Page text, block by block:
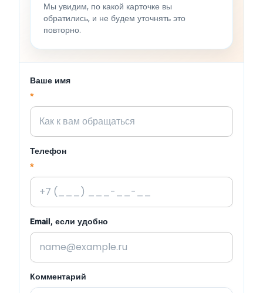
Мы увидим, по какой карточке вы
обратились, и не будем уточнять это
повторно.
Ваше имя
*
Телефон
*
Email, если удобно
Комментарий